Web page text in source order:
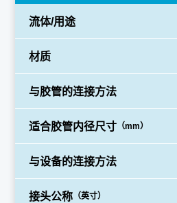
流体/用途
材质
与胶管的连接方法
适合胶管内径尺寸 （mm）
与设备的连接方法
接头公称 （英寸）